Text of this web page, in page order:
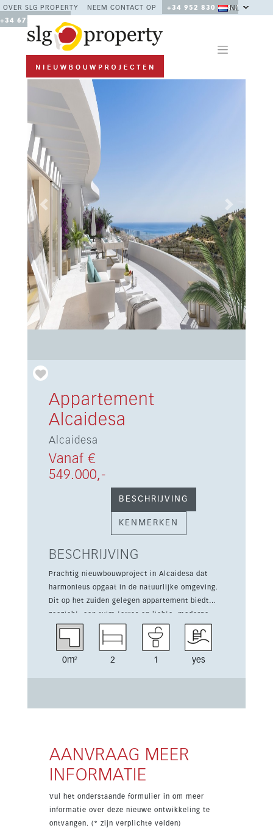
OVER SLG PROPERTY NEEM CONTACT OP
+34 952 830 378 /
+34 677 670 480
NL
Previous Next
Appartement
Alcaidesa
Alcaidesa
Vanaf €
549.000,-
BESCHRIJVING
KENMERKEN
BESCHRIJVING
Prachtig nieuwbouwproject in Alcaidesa dat
harmonieus opgaat in de natuurlijke omgeving.
Dit op het zuiden gelegen appartement biedt
zeezicht, een ruim terras en lichte, moderne
interieurs met ingerichte keuken, inbouwkasten
en airconditioning. De woning maakt deel uit
ondergrondse parkeergelegenheid.
zorgen voor extra comfort en gemak. Gelegen
dicht bij golf, de zee en voorzieningen is dit een
ideale keuze voor permanent wonen, vakanties
0m² 2 1 yes
AANVRAAG MEER
INFORMATIE
Vul het onderstaande formulier in om meer
informatie over deze nieuwe ontwikkeling te
ontvangen. (* zijn verplichte velden)